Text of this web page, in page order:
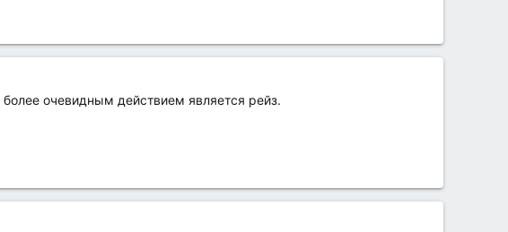
очевидным действием является рейз.